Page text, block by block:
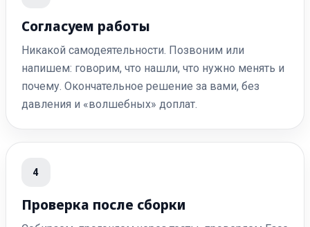
Согласуем работы
Никакой самодеятельности. Позвоним или
напишем: говорим, что нашли, что нужно менять и
почему. Окончательное решение за вами, без
давления и «волшебных» доплат.
4
Проверка после сборки